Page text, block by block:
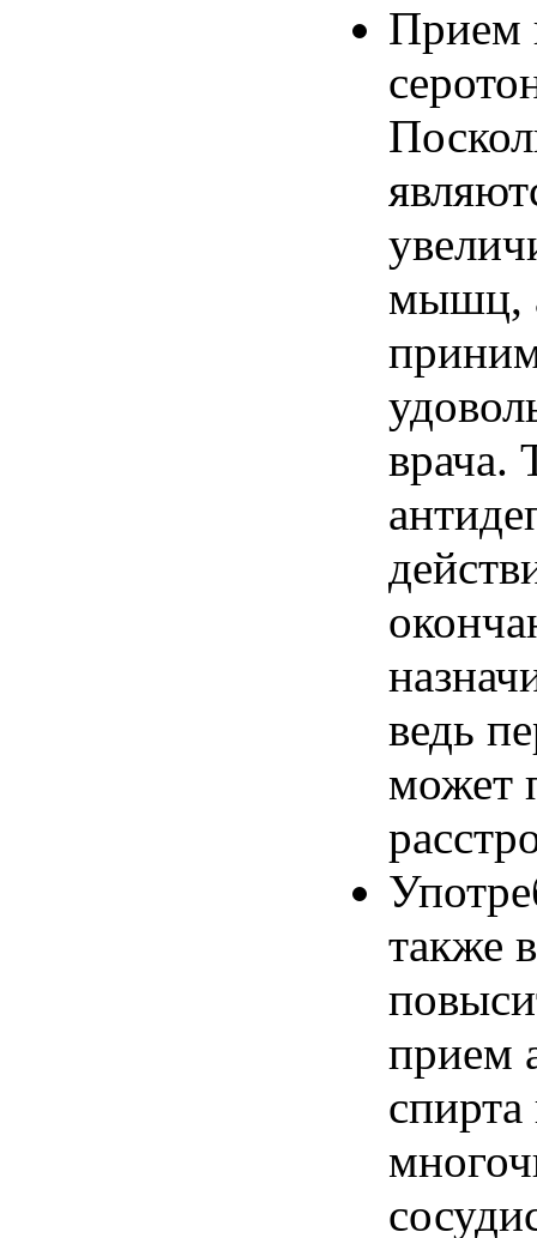
Прием
мышц,
врача.
ведь
может
также
прием
спирта